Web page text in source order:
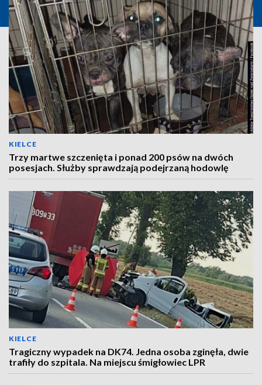
KIELCE
Trzy martwe szczenięta i ponad 200 psów na dwóch
posesjach. Służby sprawdzają podejrzaną hodowlę
KIELCE
Tragiczny wypadek na DK74. Jedna osoba zginęła, dwie
trafiły do szpitala. Na miejscu śmigłowiec LPR